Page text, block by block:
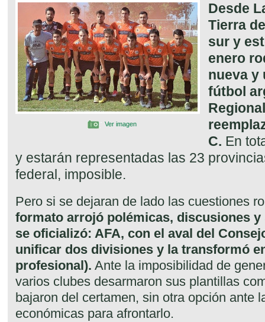
Ver imagen
Desde
Tierra
sur y
enero
nueva y
fútbol
C. En
y estarán representadas las 23
federal, imposible.
Pero si se dejaran de lado las cuestiones
formato arrojó polémicas, discusiones
se oficializó: AFA, con el aval del
unificar dos divisiones y la transformó
profesional). Ante la imposibilidad de
varios clubes desarmaron sus plantillas
bajaron del certamen, sin otra opción ante
económicas para afrontarlo.